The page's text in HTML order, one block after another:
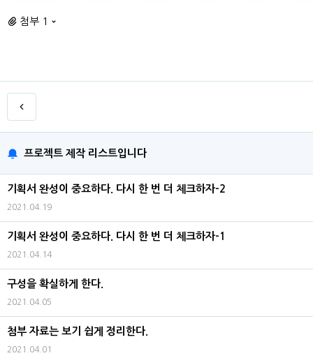
첨부 1
프로젝트 제작 리스트입니다
기획서 완성이 중요하다. 다시 한 번 더 체크하자-2
2021.04.19
기획서 완성이 중요하다. 다시 한 번 더 체크하자-1
2021.04.14
구성을 확실하게 한다.
2021.04.05
첨부 자료는 보기 쉽게 정리한다.
2021.04.01